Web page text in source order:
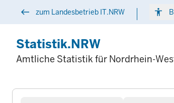
west zum Landesbetrieb IT.NRW accessibility
Statistik.NRW
Amtliche Statistik für Nordrhein-
Hauptnavigation